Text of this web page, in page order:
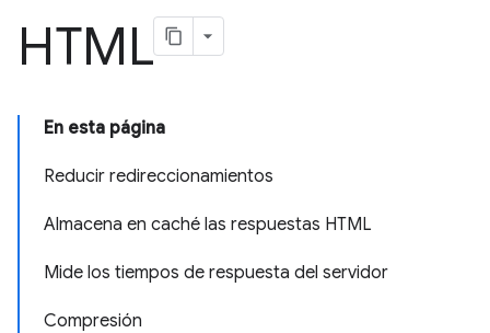
HTML
En esta página
Reducir redireccionamientos
Almacena en caché las respuestas HTML
Mide los tiempos de respuesta del servidor
Compresión